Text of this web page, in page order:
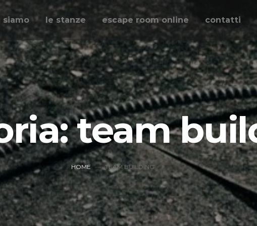
siamo le stanze escape room online contatti
team
HOME TEAM BUILDING